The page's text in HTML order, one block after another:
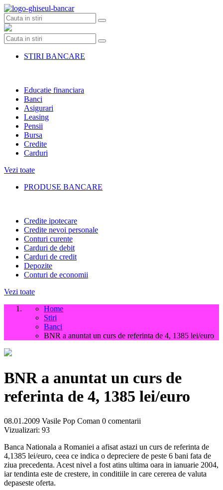
Skip
to
content
STIRI BANCARE
Educatie financiara
Banci
Asigurari
Leasing
Pensii
Bursa
Credite
Carduri
Vezi toate
PRODUSE BANCARE
Credite ipotecare
Credite nevoi personale
Conturi curente
Carduri de debit
Carduri de credit
Depozite
Conturi de economii
Vezi toate
Home
Stiri
Banci
BNR a anuntat un curs de referinta de 4, 1385 lei/euro
BNR a anuntat un curs de
referinta de 4, 1385 lei/euro
08.01.2009 Vasile Pop Coman 0 comentarii
Vizualizari: 93
Banca Nationala a Romaniei a afisat astazi un curs de referinta de
4,1385 lei/euro, ceea ce indica o depreciere de peste 6 bani fata de
ziua precedenta. Acest nivel a fost atins ultima oara in ianuarie 2004,
iar tendinta este de crestere, in conditiile in care cererea de valuta
depaseste oferta.